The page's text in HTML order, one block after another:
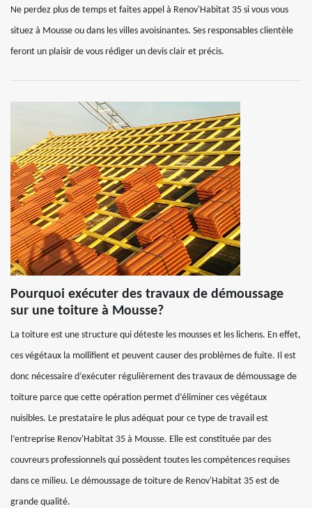
Ne perdez plus de temps et faites appel à Renov'Habitat 35 si vous vous
situez à Mousse ou dans les villes avoisinantes. Ses responsables clientèle
feront un plaisir de vous rédiger un devis clair et précis.
Pourquoi exécuter des travaux de démoussage
sur une toiture à Mousse?
La toiture est une structure qui déteste les mousses et les lichens. En effet,
ces végétaux la mollifient et peuvent causer des problèmes de fuite. Il est
donc nécessaire d’exécuter régulièrement des travaux de démoussage de
toiture parce que cette opération permet d’éliminer ces végétaux
nuisibles. Le prestataire le plus adéquat pour ce type de travail est
l’entreprise Renov'Habitat 35 à Mousse. Elle est constituée par des
couvreurs professionnels qui possèdent toutes les compétences requises
dans ce milieu. Le démoussage de toiture de Renov'Habitat 35 est de
grande qualité.